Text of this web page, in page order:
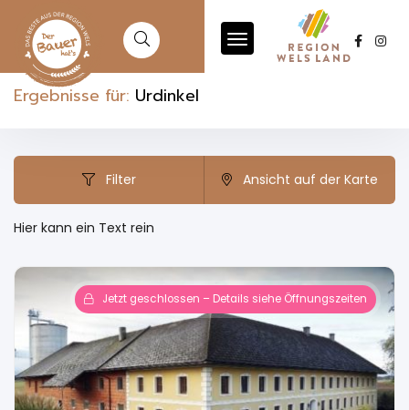
Ergebnisse für: Urdinkel
Filter Ansicht auf der Karte
Hier kann ein Text rein
Jetzt geschlossen – Details siehe Öffnungszeiten